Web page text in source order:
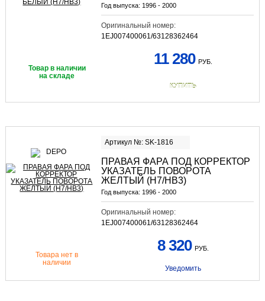
Год выпуска: 1996 - 2000
Оригинальный номер:
1EJ007400061/63128362464
Товар в наличии
на складе
11 280 РУБ.
КУПИТЬ
Артикул №: SK-1816
ПРАВАЯ ФАРА ПОД КОРРЕКТОР
УКАЗАТЕЛЬ ПОВОРОТА
ЖЕЛТЫЙ (H7/HB3)
Год выпуска: 1996 - 2000
Оригинальный номер:
1EJ007400061/63128362464
Товара нет в
наличии
8 320 РУБ.
Уведомить